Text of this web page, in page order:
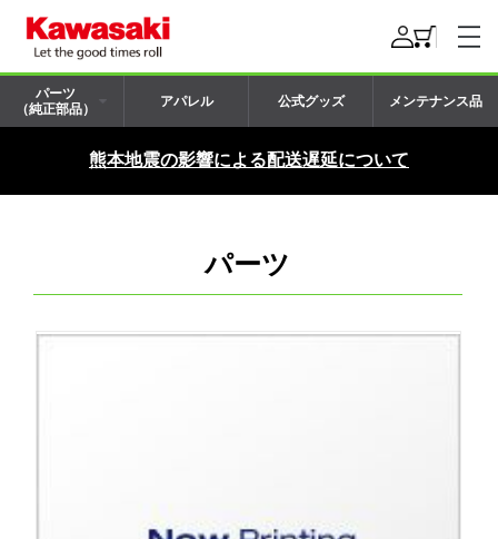
パーツ
（純正部品）
アパレル 公式グッズ メンテナンス品
熊本地震の影響による配送遅延について
パーツ